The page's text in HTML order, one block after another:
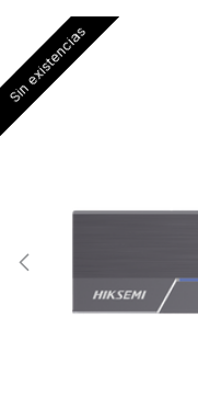
Sin existencias
Sin existencias